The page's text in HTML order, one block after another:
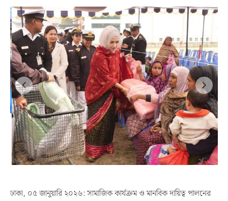
ঢাকা, ০৫ জানুয়ারি ২০২৬: সামাজিক কার্যক্রম ও মানবিক দায়িত্ব পালনের